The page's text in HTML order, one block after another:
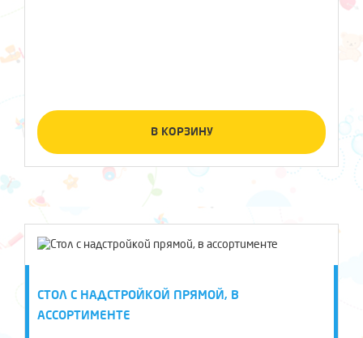
В КОРЗИНУ
СТОЛ С НАДСТРОЙКОЙ ПРЯМОЙ, В
АССОРТИМЕНТЕ